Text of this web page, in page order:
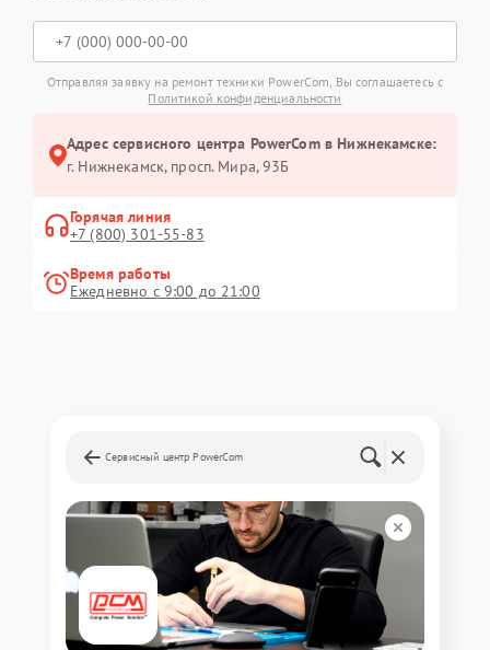
Отправляя заявку на ремонт техники PowerCom, Вы соглашаетесь с
Политикой конфиденциальности
Адрес сервисного центра PowerCom в Нижнекамске:
г. Нижнекамск, просп. Мира, 93Б
Горячая линия
+7 (800) 301-55-83
Время работы
Ежедневно с 9:00 до 21:00
Сервисный центр PowerCom